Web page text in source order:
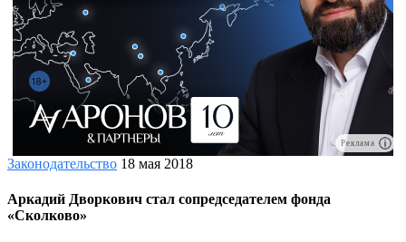
Реклама
Законодательство 18 мая 2018
Аркадий Дворкович стал сопредседателем фонда
«Сколково»